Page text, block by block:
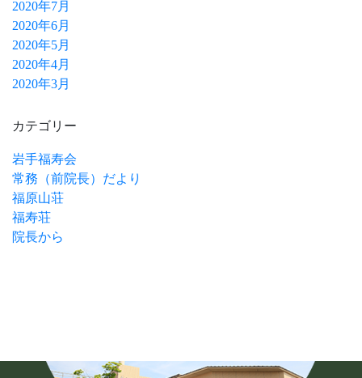
2020年7月
2020年6月
2020年5月
2020年4月
2020年3月
カテゴリー
岩手福寿会
常務（前院長）だより
福原山荘
福寿荘
院長から